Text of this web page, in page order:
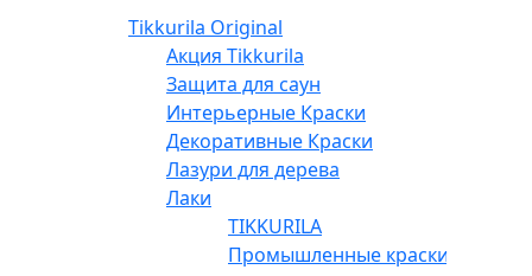
Tikkurila Original
Акция Tikkurila
Защита для саун
Интерьерные Краски
Декоративные Краски
Лазури для дерева
Лаки
TIKKURILA
Промышленные краски